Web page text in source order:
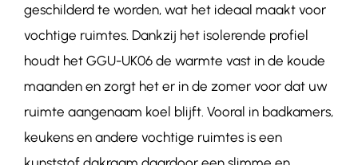
geschilderd te worden, wat het ideaal maakt voor
vochtige ruimtes. Dankzij het isolerende profiel
houdt het GGU-UK06 de warmte vast in de koude
maanden en zorgt het er in de zomer voor dat uw
ruimte aangenaam koel blijft. Vooral in badkamers,
keukens en andere vochtige ruimtes is een